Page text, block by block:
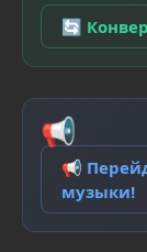
🔄
📢
📢
музыки!